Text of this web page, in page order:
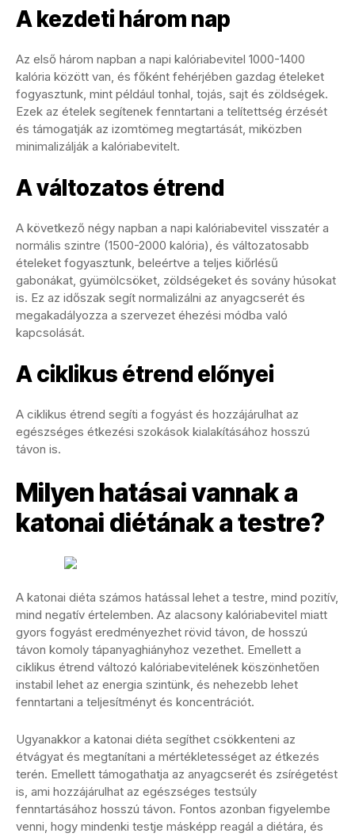
A kezdeti három nap
Az első három napban a napi kalóriabevitel 1000-1400
kalória között van, és főként fehérjében gazdag ételeket
fogyasztunk, mint például tonhal, tojás, sajt és zöldségek.
Ezek az ételek segítenek fenntartani a telítettség érzését
és támogatják az izomtömeg megtartását, miközben
minimalizálják a kalóriabevitelt.
A változatos étrend
A következő négy napban a napi kalóriabevitel visszatér a
normális szintre (1500-2000 kalória), és változatosabb
ételeket fogyasztunk, beleértve a teljes kiőrlésű
gabonákat, gyümölcsöket, zöldségeket és sovány húsokat
is. Ez az időszak segít normalizálni az anyagcserét és
megakadályozza a szervezet éhezési módba való
kapcsolását.
A ciklikus étrend előnyei
A ciklikus étrend segíti a fogyást és hozzájárulhat az
egészséges étkezési szokások kialakításához hosszú
távon is.
Milyen hatásai vannak a
katonai diétának a testre?
A katonai diéta számos hatással lehet a testre, mind pozitív,
mind negatív értelemben. Az alacsony kalóriabevitel miatt
gyors fogyást eredményezhet rövid távon, de hosszú
távon komoly tápanyaghiányhoz vezethet. Emellett a
ciklikus étrend változó kalóriabevitelének köszönhetően
instabil lehet az energia szintünk, és nehezebb lehet
fenntartani a teljesítményt és koncentrációt.
Ugyanakkor a katonai diéta segíthet csökkenteni az
étvágyat és megtanítani a mértékletességet az étkezés
terén. Emellett támogathatja az anyagcserét és zsírégetést
is, ami hozzájárulhat az egészséges testsúly
fenntartásához hosszú távon. Fontos azonban figyelembe
venni, hogy mindenki testje másképp reagál a diétára, és